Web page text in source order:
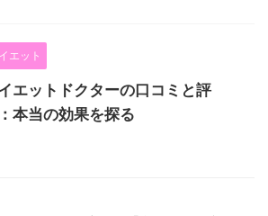
エット
エットドクターの口コミと評
本当の効果を探る